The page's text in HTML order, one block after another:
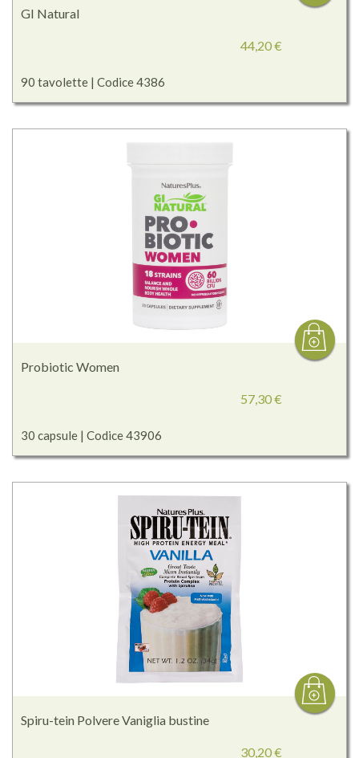
GI Natural
90 tavolette | Codice 4386
44,20 €
Probiotic Women
30 capsule | Codice 43906
57,30 €
Spiru-tein Polvere Vaniglia bustine
30,20 €